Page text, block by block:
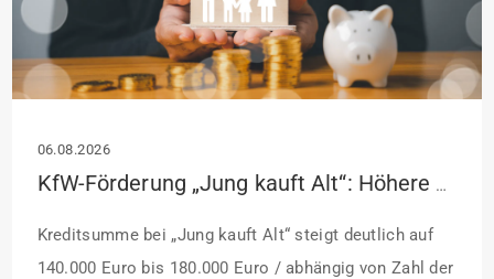
06.08.2026
KfW-Förderung „Jung kauft Alt“: Höhere Kredite ab August 2026
Kreditsumme bei „Jung kauft Alt“ steigt deutlich auf
140.000 Euro bis 180.000 Euro / abhängig von Zahl der